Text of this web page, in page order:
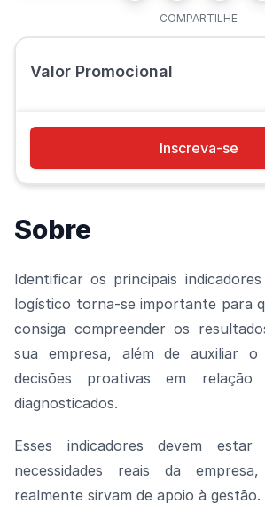
COMPARTILHE
Valor Promocional
Inscreva-se
Sobre
Identificar os principais
logístico torna-se importante para
consiga compreender os
sua empresa, além de auxiliar
decisões proativas em relação
diagnosticados.
Esses indicadores devem estar
necessidades reais da
realmente sirvam de apoio à gestão.